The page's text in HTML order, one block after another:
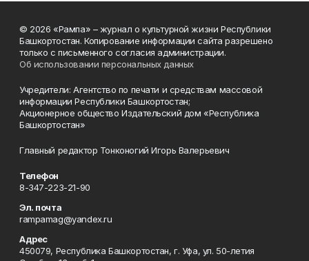
© 2026 «Рампа» – журнал о культурной жизни Республики
Башкортостан. Копирование информации сайта разрешено
только с письменного согласия администрации.
Об использовании персональных данных
Учредители: Агентство по печати и средствам массовой
информации Республики Башкортостан;
Акционерное общество Издательский дом «Республика
Башкортостан»
Главный редактор Тонконогий Игорь Валерьевич
Телефон
8-347-223-21-90
Эл. почта
rampamag@yandex.ru
Адрес
450079, Республика Башкортостан, г. Уфа, ул. 50-летия